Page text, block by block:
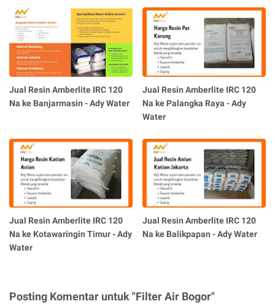
Jual Resin Amberlite IRC 120
Na ke Banjarmasin - Ady Water
Jual Resin Amberlite IRC 120
Na ke Palangka Raya - Ady
Water
Jual Resin Amberlite IRC 120
Na ke Kotawaringin Timur - Ady
Water
Jual Resin Amberlite IRC 120
Na ke Balikpapan - Ady Water
Posting Komentar untuk "Filter Air Bogor"